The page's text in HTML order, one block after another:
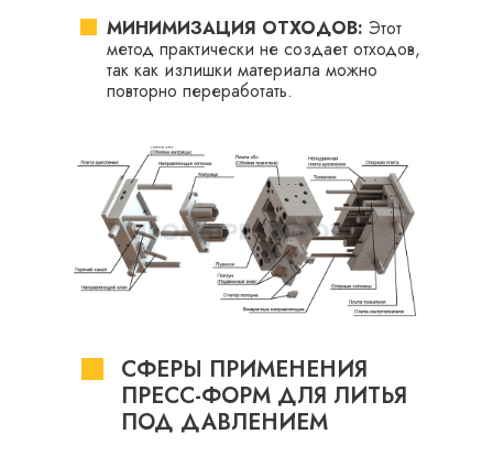
МИНИМИЗАЦИЯ ОТХОДОВ: Этот
метод практически не создает отходов,
так как излишки материала можно
повторно переработать.
СФЕРЫ ПРИМЕНЕНИЯ
ПРЕСС-ФОРМ ДЛЯ ЛИТЬЯ
ПОД ДАВЛЕНИЕМ